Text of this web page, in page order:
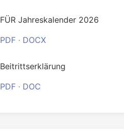
Downloads
PDF·DOCX